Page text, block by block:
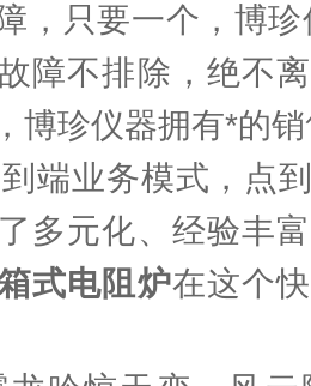
，只要一个，博
障不排除，绝不
博珍仪器拥有*的
端业务模式，点
多元化、经验丰
式电阻炉在这个